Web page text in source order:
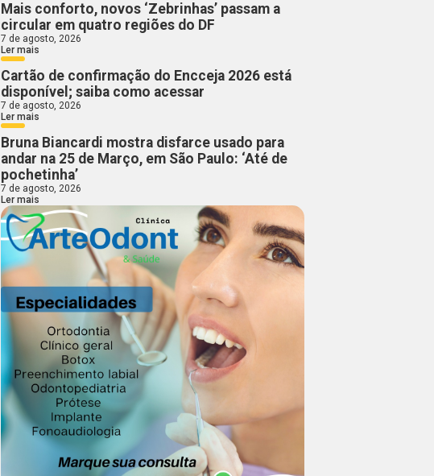
Mais conforto, novos ‘Zebrinhas’ passam a
circular em quatro regiões do DF
7 de agosto, 2026
Ler mais
Cartão de confirmação do Encceja 2026 está
disponível; saiba como acessar
7 de agosto, 2026
Ler mais
Bruna Biancardi mostra disfarce usado para
andar na 25 de Março, em São Paulo: ‘Até de
pochetinha’
7 de agosto, 2026
Ler mais